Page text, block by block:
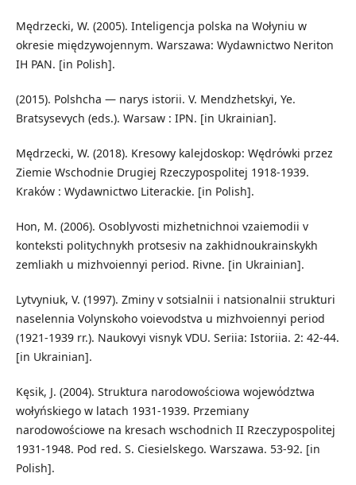
Mędrzecki, W. (2005). Inteligencja polska na Wołyniu w
okresie międzywojennym. Warszawa: Wydawnictwo Neriton
IH PAN. [in Polish].
(2015). Polshcha — narys istorii. V. Mendzhetskyi, Ye.
Bratsysevych (eds.). Warsaw : IPN. [in Ukrainian].
Mędrzecki, W. (2018). Kresowy kalejdoskop: Wędrόwki przez
Ziemie Wschodnie Drugiej Rzeczypospolitej 1918-1939.
Krakόw : Wydawnictwo Literackie. [in Polish].
Hon, M. (2006). Osoblyvosti mizhetnichnoi vzaiemodii v
konteksti politychnykh protsesiv na zakhidnoukrainskykh
zemliakh u mizhvoiennyi period. Rivne. [in Ukrainian].
Lytvyniuk, V. (1997). Zminy v sotsialnii i natsionalnii strukturi
naselennia Volynskoho voievodstva u mizhvoiennyi period
(1921-1939 rr.). Naukovyi visnyk VDU. Seriia: Istoriia. 2: 42-44.
[in Ukrainian].
Kęsik, J. (2004). Struktura narodowościowa wojewόdztwa
wołyńskiego w latach 1931-1939. Przemiany
narodowościowe na kresach wschodnich II Rzeczypospolitej
1931-1948. Pod red. S. Ciesielskego. Warszawa. 53-92. [in
Polish].